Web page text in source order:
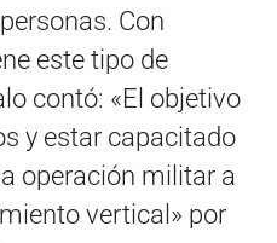
Con
este tipo de
contó: «El objetivo
y estar capacitado
operación militar a
vertical» por